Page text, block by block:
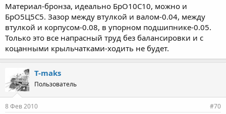
Материал-бронза, идеально БрО10С10, можно и
БрО5Ц5С5. Зазор между втулкой и валом-0.04, между
втулкой и корпусом-0.08, в упорном подшипнике-0.05.
Только это все напрасный труд без балансировки и с
коцанными крыльчатками-ходить не будет.
T-maks
Пользователь
8 Фев 2010 #70